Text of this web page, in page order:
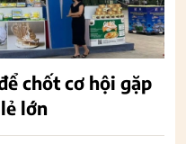
chốt cơ hội gặp
lớn